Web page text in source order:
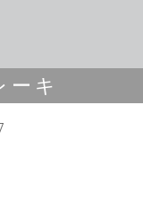
ーキ